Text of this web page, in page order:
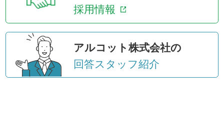
採用情報
アルコット株式会社の
回答スタッフ紹介